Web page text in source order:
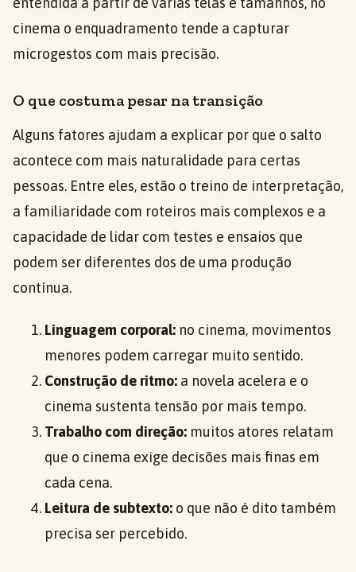
cinema o enquadramento tende a capturar
microgestos com mais precisão.
O que costuma pesar na transição
Alguns fatores ajudam a explicar por que o salto
acontece com mais naturalidade para certas
pessoas. Entre eles, estão o treino de interpretação,
a familiaridade com roteiros mais complexos e a
capacidade de lidar com testes e ensaios que
podem ser diferentes dos de uma produção
contínua.
Linguagem corporal: no cinema, movimentos
menores podem carregar muito sentido.
Construção de ritmo: a novela acelera e o
cinema sustenta tensão por mais tempo.
Trabalho com direção: muitos atores relatam
que o cinema exige decisões mais finas em
cada cena.
Leitura de subtexto: o que não é dito também
precisa ser percebido.